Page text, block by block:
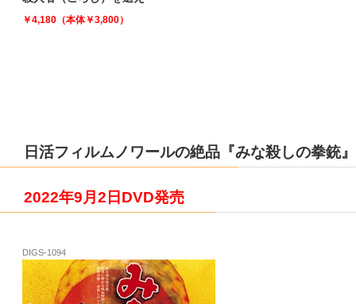
￥4,180（本体￥3,800）
日活フィルムノワールの絶品『みな殺しの拳銃
2022年9月2日DVD発売
DIGS-1094